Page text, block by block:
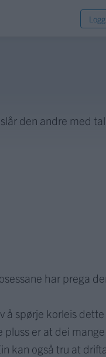
den andre med
har prega
spørje korleis dette
er at dei
kan også tru at